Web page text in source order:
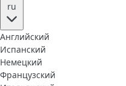
ru
Английский
Испанский
Немецкий
Французский